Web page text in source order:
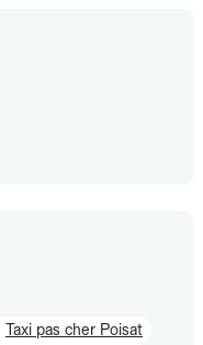
Taxi pas cher Poisat